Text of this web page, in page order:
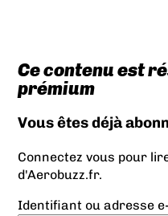
Ce contenu est
prémium
Vous êtes déjà
Connectez vous pour
d'Aerobuzz.fr.
Identifiant ou adresse